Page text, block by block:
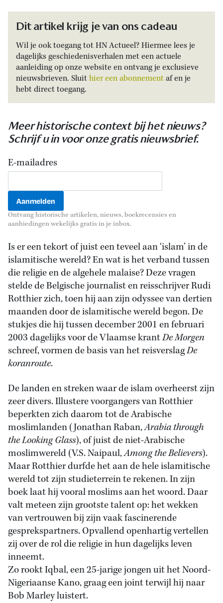
Dit artikel krijg je van ons cadeau
Wil je ook toegang tot HN Actueel? Hiermee lees je
dagelijks geschiedenisverhalen met een actuele
aanleiding op onze website en ontvang je exclusieve
nieuwsbrieven. Sluithier een abonnementaf en je
hebt direct toegang.
Meer historische context bij het nieuws?
Schrijf u in voor onze gratis nieuwsbrief.
E-mailadres
Ontvang historische artikelen, nieuws, boekrecensies en
aanbiedingen wekelijks gratis in je inbox.
Is er een tekort of juist een teveel aan ‘islam’ in de
islamitische wereld? En wat is het verband tussen
die religie en de algehele malaise? Deze vragen
stelde de Belgische journalist en reisschrijver Rudi
Rotthier zich, toen hij aan zijn odyssee van dertien
maanden door de islamitische wereld begon. De
stukjes die hij tussen december 2001 en februari
2003 dagelijks voor de Vlaamse krantDe Morgen
schreef, vormen de basis van het reisverslagDe
koranroute.
De landen en streken waar de islam overheerst zijn
zeer divers. Illustere voorgangers van Rotthier
beperkten zich daarom tot de Arabische
moslimlanden (Jonathan Raban,Arabia through
the Looking Glass), of juist de niet-Arabische
moslimwereld (V.S. Naipaul,Among the Believers).
Maar Rotthier durfde het aan de hele islamitische
wereld tot zijn studieterrein te rekenen. In zijn
boek laat hij vooral moslims aan het woord. Daar
valt meteen zijn grootste talent op: het wekken
van vertrouwen bij zijn vaak fascinerende
gesprekspartners. Opvallend openhartig vertellen
zij over de rol die religie in hun dagelijks leven
inneemt.
Zo rookt Iqbal, een 25-jarige jongen uit het Noord-
Nigeriaanse Kano, graag een joint terwijl hij naar
Bob Marley luistert.